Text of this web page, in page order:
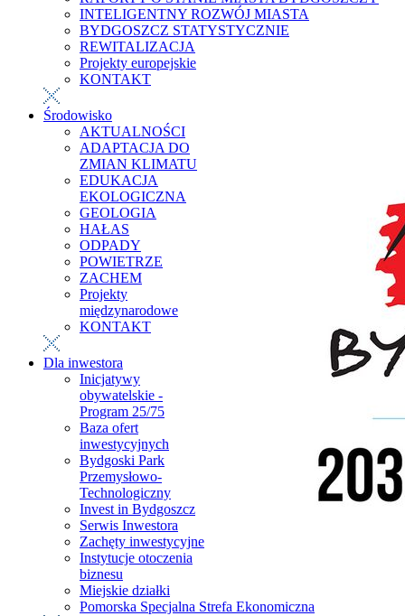
INTELIGENTNY ROZWÓJ MIASTA
BYDGOSZCZ STATYSTYCZNIE
REWITALIZACJA
Projekty europejskie
KONTAKT
Środowisko
AKTUALNOŚCI
ADAPTACJA DO
ZMIAN KLIMATU
EDUKACJA
EKOLOGICZNA
GEOLOGIA
HAŁAS
ODPADY
POWIETRZE
ZACHEM
Projekty
międzynarodowe
KONTAKT
Dla inwestora
Inicjatywy
obywatelskie -
Program 25/75
Baza ofert
inwestycyjnych
Bydgoski Park
Przemysłowo-
Technologiczny
Invest in Bydgoszcz
Serwis Inwestora
Zachęty inwestycyjne
Instytucje otoczenia
biznesu
Miejskie działki
Pomorska Specjalna Strefa Ekonomiczna